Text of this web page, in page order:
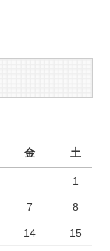
金 土
1
7 8
14 15